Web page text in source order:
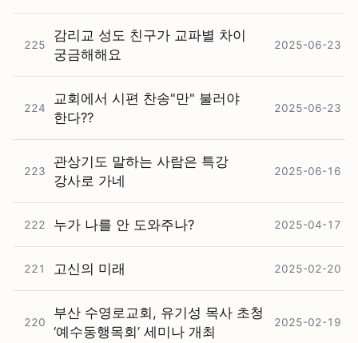
225
감리교 성도 친구가 교파별 차이
궁금해해요
2025-06-23
224
교회에서 시편 찬송"만" 불러야
한다??
2025-06-23
223
관상기도 말하는 사람은 특강
강사로 가네
2025-06-16
222 누가 나를 안 도와주나? 2025-04-17
221 고신의 미래 2025-02-20
220
부산 수영로교회, 유기성 목사 초청
‘예수동행목회’ 세미나 개최
2025-02-19